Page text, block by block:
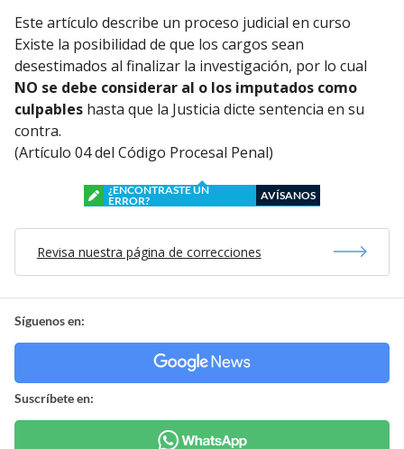
Este artículo describe un proceso judicial en curso
Existe la posibilidad de que los cargos sean
desestimados al finalizar la investigación, por lo cual
NO se debe considerar al o los imputados como
culpables hasta que la Justicia dicte sentencia en su
contra.
(Artículo 04 del Código Procesal Penal)
¿ENCONTRASTE UN
ERROR?
AVÍSANOS
Revisa nuestra página de correcciones
Síguenos en:
Suscríbete en: